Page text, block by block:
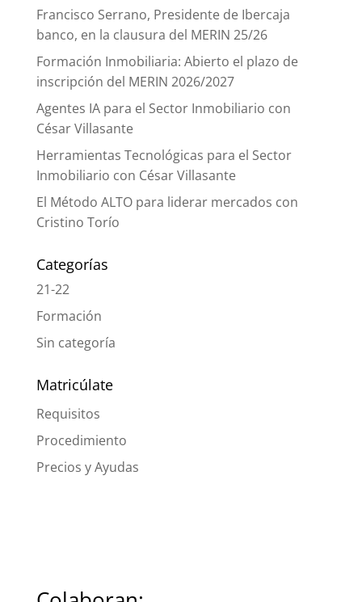
Francisco Serrano, Presidente de Ibercaja
banco, en la clausura del MERIN 25/26
Formación Inmobiliaria: Abierto el plazo de
inscripción del MERIN 2026/2027
Agentes IA para el Sector Inmobiliario con
César Villasante
Herramientas Tecnológicas para el Sector
Inmobiliario con César Villasante
El Método ALTO para liderar mercados con
Cristino Torío
Categorías
21-22
Formación
Sin categoría
Matricúlate
Requisitos
Procedimiento
Precios y Ayudas